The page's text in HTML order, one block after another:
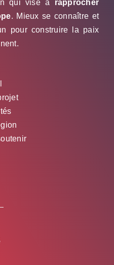
qui vise à rapprocher
. Mieux se connaître et
pour construire la paix